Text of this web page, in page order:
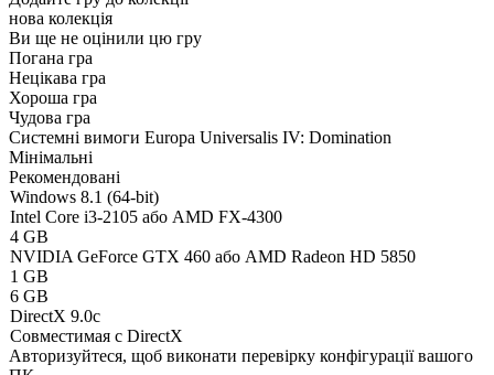
нова колекція
Ви ще не оцінили цю гру
Погана гра
Нецікава гра
Хороша гра
Чудова гра
Системні вимоги Europa Universalis IV: Domination
Мінімальні
Рекомендовані
Windows 8.1 (64-bit)
Intel Core i3-2105 або AMD FX-4300
4 GB
NVIDIA GeForce GTX 460 або AMD Radeon HD 5850
1 GB
6 GB
DirectX 9.0c
Совместимая с DirectX
Авторизуйтеся, щоб виконати перевірку конфігурації вашого